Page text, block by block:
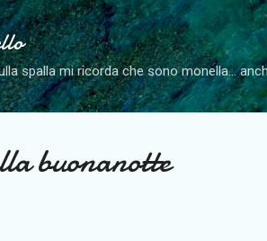
Passa ai contenuti
spalla mi ricorda che sono monella...
buonanotte